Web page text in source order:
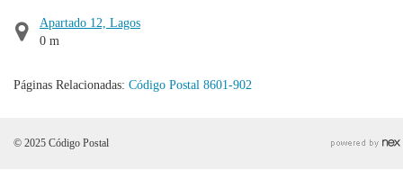
Apartado 12, Lagos
0 m
Páginas Relacionadas: Código Postal 8601-902
© 2025 Código Postal